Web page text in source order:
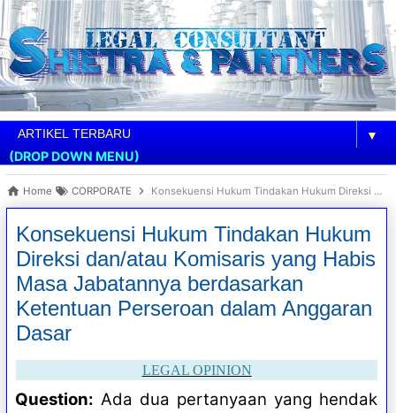
▼
(DROP DOWN MENU)
Home CORPORATE Konsekuensi Hukum Tindakan Hukum Direksi dan/atau Komisaris yang Habis Masa Jabatannya berdasarkan Ketentuan Perseroan dalam Anggaran Dasar
Konsekuensi Hukum Tindakan Hukum
Direksi dan/atau Komisaris yang Habis
Masa Jabatannya berdasarkan
Ketentuan Perseroan dalam Anggaran
Dasar
LEGAL OPINION
Question: Ada dua pertanyaan yang hendak